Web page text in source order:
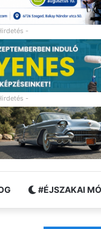
-
-
#ÉJSZAKAI